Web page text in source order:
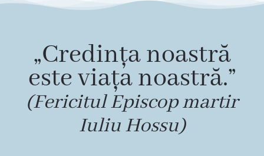
„Credința noastră
este viața noastră.”
(Fericitul Episcop martir
Iuliu Hossu)